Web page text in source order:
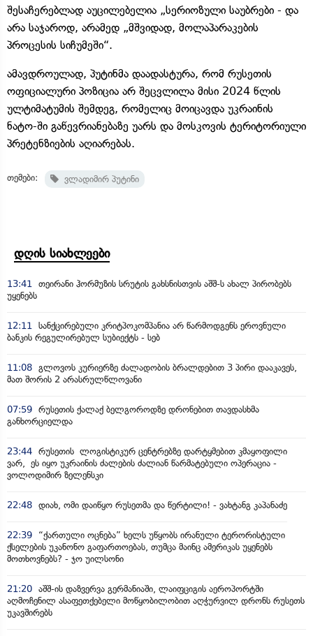
შესაჩერებლად აუცილებელია „სერიოზული საუბრები - და
არა საჯაროდ, არამედ „მშვიდად, მოლაპარაკების
პროცესის სიჩუმეში“.
ამავდროულად, პუტინმა დაადასტურა, რომ რუსეთის
ოფიციალური პოზიცია არ შეცვლილა მისი 2024 წლის
ულტიმატუმის შემდეგ, რომელიც მოიცავდა უკრაინის
ნატო-ში გაწევრიანებაზე უარს და მოსკოვის ტერიტორიული
პრეტენზიების აღიარებას.
თემები: ვლადიმირ პუტინი
დღის სიახლეები
13:41
თეირანი ჰორმუზის სრუტის გახსნისთვის აშშ-ს ახალ პირობებს
უყენებს
12:11
სანქცირებული კრიტპოკომპანია არ წარმოდგენს ეროვნული
ბანკის რეგულირებულ სუბიექტს - სებ
11:08 გლოვოს კურიერზე ძალადობის ბრალდებით 3 პირი დააკავეს,
მათ შორის 2 არასრულწლოვანი
07:59 რუსეთის ქალაქ ბელგოროდზე დრონებით თავდასხმა
განხორციელდა
23:44 რუსეთის ლოგისტიკურ ცენტრებზე დარტყმებით კმაყოფილი
ვარ, ეს იყო უკრაინის ძალების ძალიან წარმატებული ოპერაცია -
ვოლოდიმირ ზელენსკი
22:48 დიახ, ომი დაიწყო რუსეთმა და წერტილი! - ვახტანგ კაპანაძე
22:39
“ქართული ოცნება” ხელს უწყობს ირანული ტერორისტული
ქსელების უკანონო გაფართოებას, თუმცა მაინც ამერიკას უყენებს
მოთხოვნებს? - ჯო უილსონი
21:20 აშშ-ის დაზვერვა გერმანიაში, ლაიფციგის აეროპორტში
აღმოჩენილ ასაფეთქებელი მოწყობილობით აღჭურვილ დრონს რუსეთს
უკავშირებს